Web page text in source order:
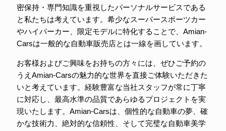
密保持・専門知識を重視したパーソナルサービスである
と私たちは考えています。希少なスーパースポーツカー
やハイパーカー、限定モデルに特化することで、Amian-
Carsは一般的な自動車販売店とは一線を画しています。
お客様およびご興味をお持ちの方々には、ぜひご予約の
うえAmian-Carsの魅力的な世界を直接ご体験いただきた
いと考えています。経験豊富な当社スタッフが常に丁寧
に対応し、最高水準の品質であらゆるプロジェクトを実
現いたします。Amian-Carsは、個性的な自動車の夢、確
かな技術力、絶対的な信頼性、そして完璧な自動車美学